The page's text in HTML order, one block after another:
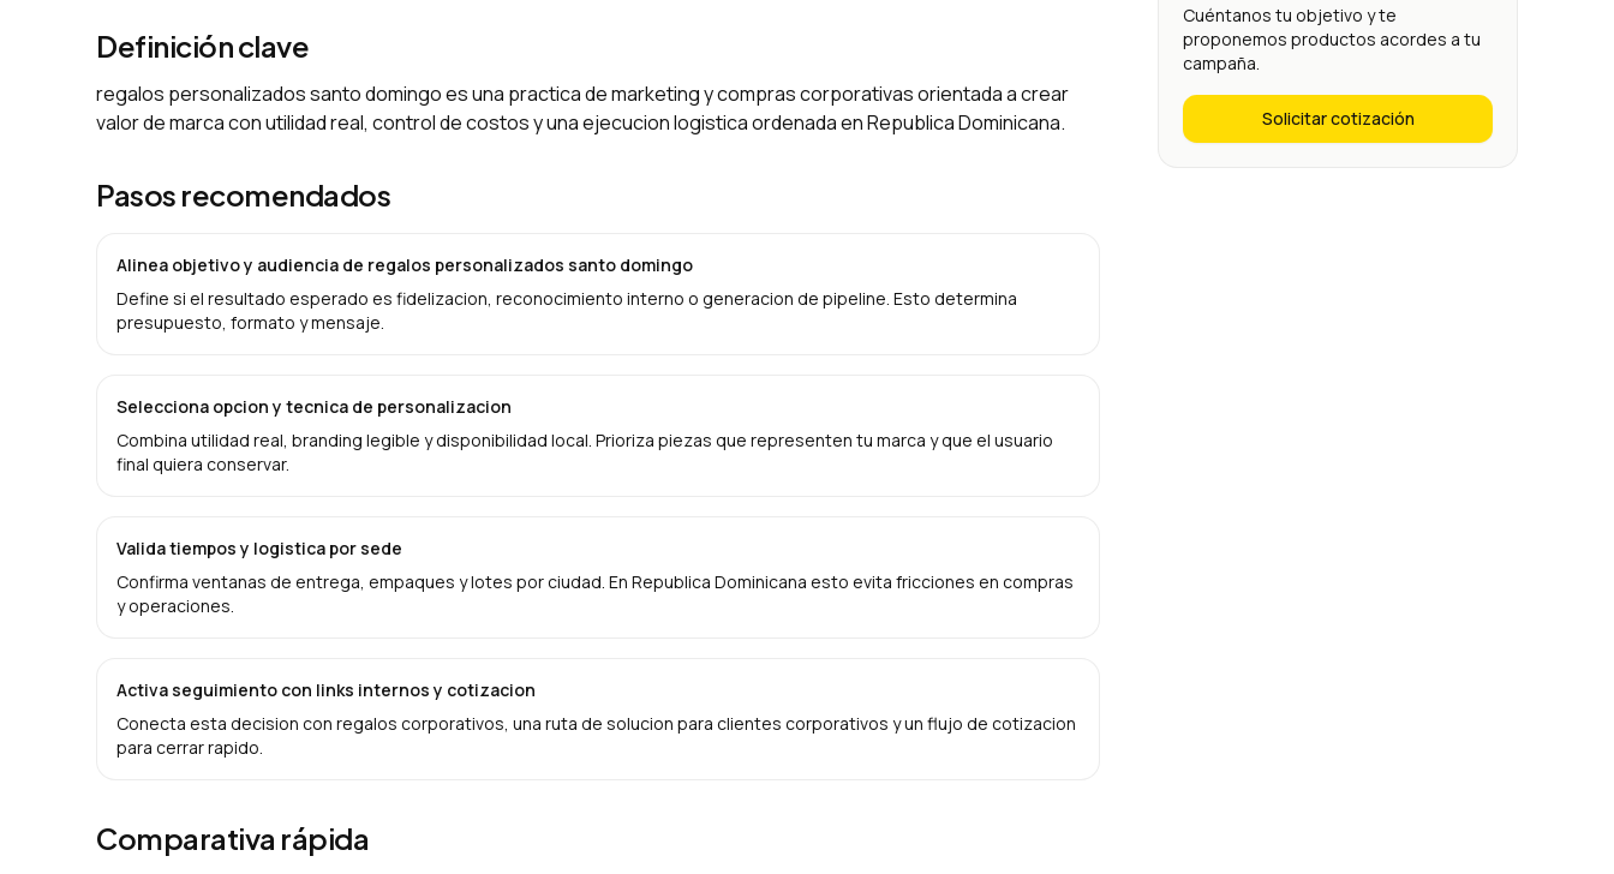
Definición clave
regalos personalizados santo domingo es una practica de marketing y compras corporativas orientada a crear
valor de marca con utilidad real, control de costos y una ejecucion logistica ordenada en Republica Dominicana.
Pasos recomendados
Alinea objetivo y audiencia de regalos personalizados santo domingo
Define si el resultado esperado es fidelizacion, reconocimiento interno o generacion de pipeline. Esto determina
presupuesto, formato y mensaje.
Selecciona opcion y tecnica de personalizacion
Combina utilidad real, branding legible y disponibilidad local. Prioriza piezas que representen tu marca y que el usuario
final quiera conservar.
Valida tiempos y logistica por sede
Confirma ventanas de entrega, empaques y lotes por ciudad. En Republica Dominicana esto evita fricciones en compras
y operaciones.
Activa seguimiento con links internos y cotizacion
Conecta esta decision con regalos corporativos, una ruta de solucion para clientes corporativos y un flujo de cotizacion
para cerrar rapido.
Comparativa rápida
Cuéntanos tu objetivo y te
proponemos productos acordes a tu
campaña.
Solicitar cotización